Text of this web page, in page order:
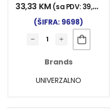
33,33 KM (sa PDV: 39,00
(ŠIFRA: 9698)
Brands
UNIVERZALNO